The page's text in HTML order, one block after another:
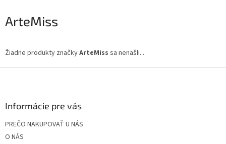
ArteMiss
Žiadne produkty značkyArteMiss sa nenašli...
Informácie pre vás
PREČO NAKUPOVAŤ U NÁS
O NÁS